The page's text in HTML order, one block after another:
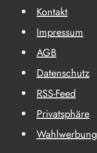
Kontakt
Impressum
AGB
Datenschutz
RSS-Feed
Privatsphäre
Wahlwerbung